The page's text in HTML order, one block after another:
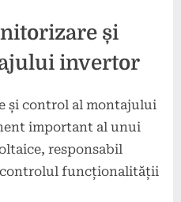
și
invertor
și control al montajului
important al unui
responsabil
funcționalității